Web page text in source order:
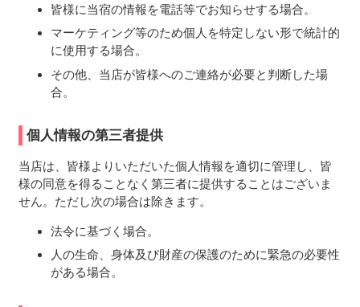
皆様に当宿の情報を電話等でお知らせする場合。
マーケティング等のため個人を特定しない形で統計的
に使用する場合。
その他、当店が皆様へのご連絡が必要と判断した場
合。
個人情報の第三者提供
当店は、皆様よりいただいた個人情報を適切に管理し、皆
様の同意を得ることなく第三者に提供することはございま
せん。ただし次の場合は除きます。
法令に基づく場合。
人の生命、身体及び財産の保護のために緊急の必要性
がある場合。